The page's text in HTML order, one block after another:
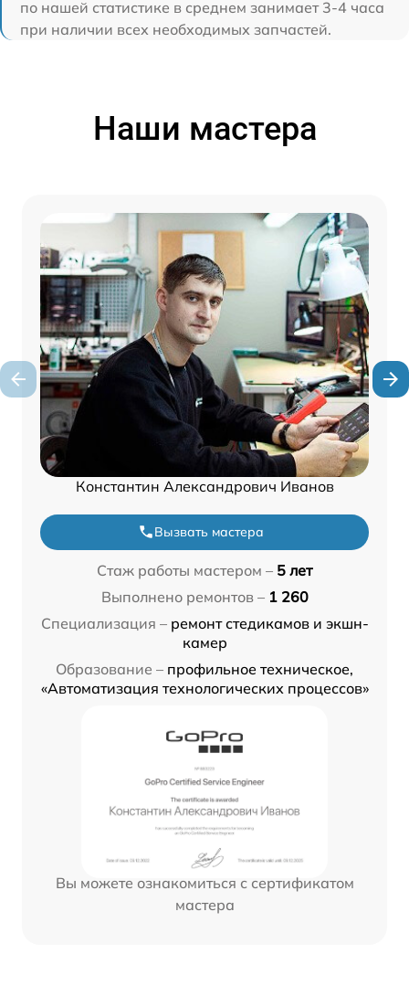
по нашей статистике в среднем занимает 3-4 часа
при наличии всех необходимых запчастей.
Наши мастера
Константин Александрович Иванов
Вызвать мастера
Стаж работы мастером – 5 лет
Выполнено ремонтов – 1 260
Специализация – ремонт стедикамов и экшн-
камер
Образование – профильное техническое,
«Автоматизация технологических процессов»
Вы можете ознакомиться с сертификатом
мастера